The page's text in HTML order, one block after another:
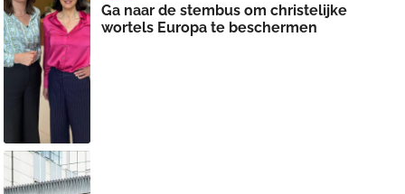
Ga naar de stembus om christelijke
wortels Europa te beschermen